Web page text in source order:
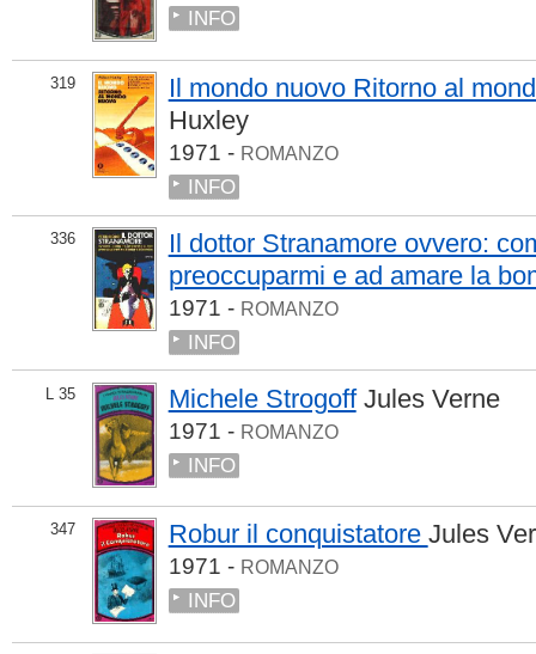
INFO
319
Il mondo nuovo Ritorno al
Huxley
1971 - ROMANZO
INFO
336
Il dottor Stranamore ovvero:
preoccuparmi e ad amare la
1971 - ROMANZO
INFO
L 35 Michele Strogoff Jules Verne
1971 - ROMANZO
INFO
347 Robur il conquistatore Jules
1971 - ROMANZO
INFO